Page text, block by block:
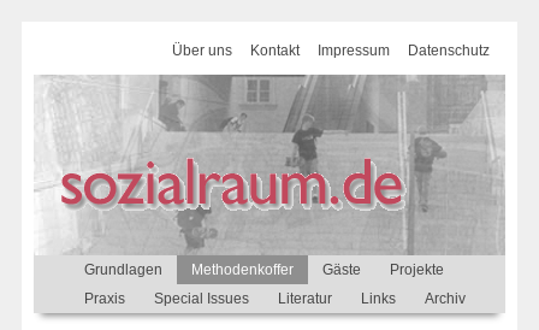
Über uns Kontakt Impressum Datenschutz
Grundlagen Methodenkoffer Gäste
Projekte
Praxis
Special Issues Literatur Links Archiv